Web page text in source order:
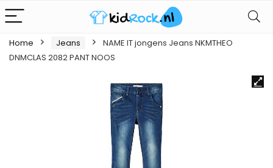
Home Jeans
NAME IT jongens Jeans NKMTHEO
DNMCLAS 2082 PANT NOOS